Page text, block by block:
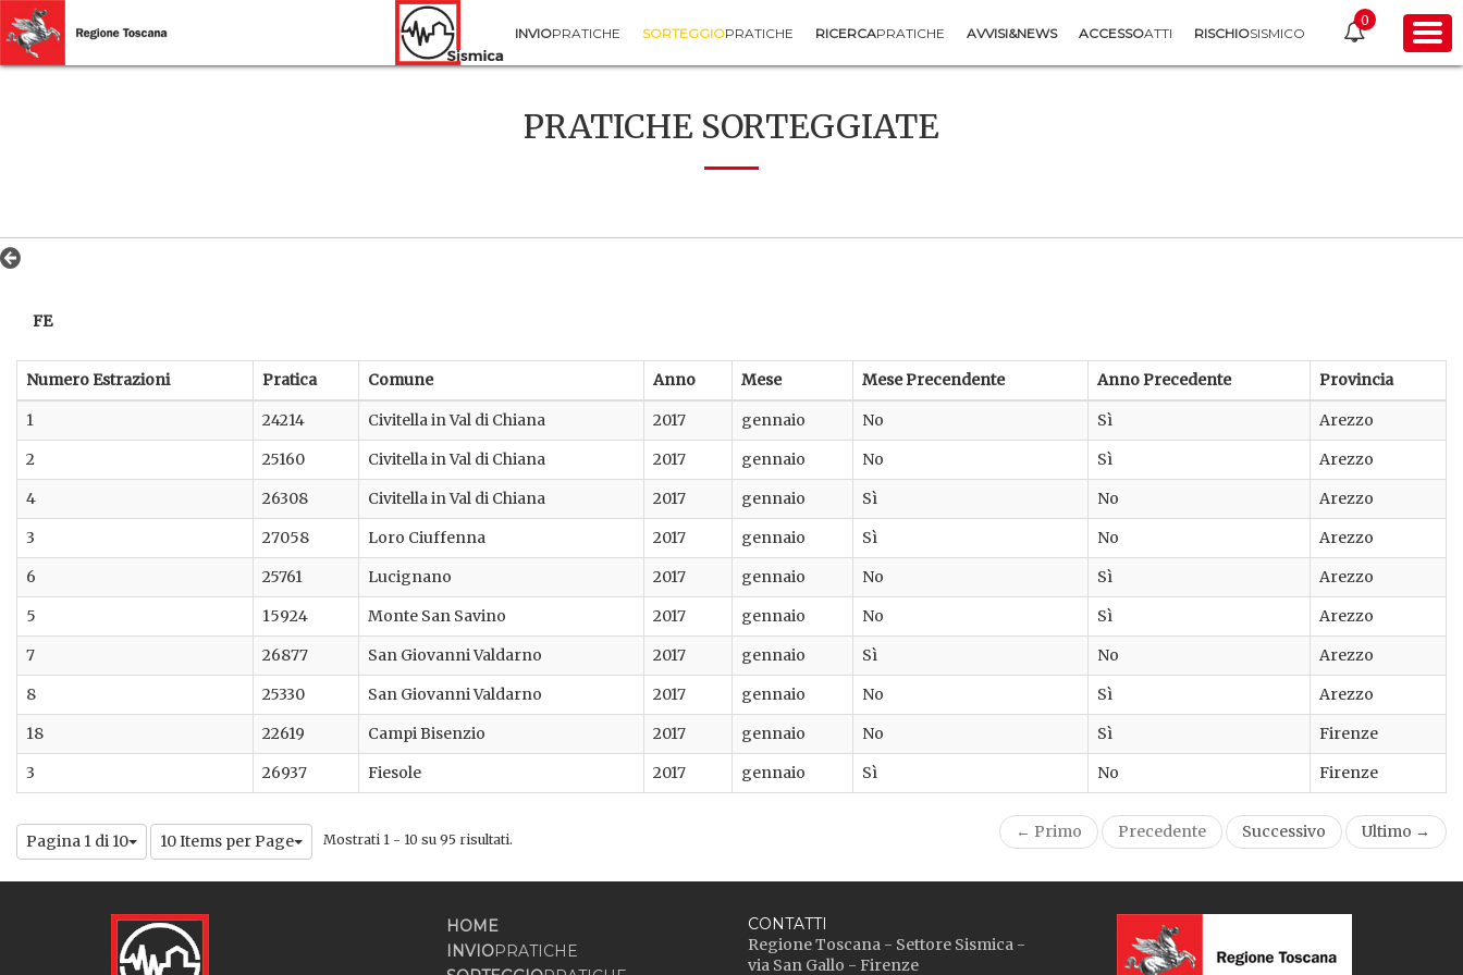
INVIOPRATICHE SORTEGGIOPRATICHE RICERCAPRATICHE AVVISI&NEWS ACCESSOATTI RISCHIOSISMICO
0
PRATICHE SORTEGGIATE
FE
Numero Estrazioni Pratica Comune Anno Mese Mese Precendente Anno Precedente Provincia
1 24214 Civitella in Val di Chiana 2017 gennaio No Sì
Arezzo
2
25160 Civitella in Val di Chiana 2017 gennaio No Sì
Arezzo
4
26308 Civitella in Val di Chiana 2017 gennaio Sì No
Arezzo
3
27058 Loro Ciuffenna 2017 gennaio Sì No
Arezzo
6
25761 Lucignano 2017 gennaio No Sì
Arezzo
5
15924 Monte San Savino 2017 gennaio No Sì
Arezzo
7
26877 San Giovanni Valdarno 2017 gennaio Sì No
Arezzo
8
25330 San Giovanni Valdarno 2017 gennaio No Sì
Arezzo
18
22619 Campi Bisenzio 2017 gennaio No Sì
Firenze
3
26937 Fiesole 2017 gennaio Sì No Firenze
Pagina 1 di 10 10 Items per Page Mostrati 1 - 10 su 95 risultati. ← Primo Precedente Successivo Ultimo →
HOME
INVIOPRATICHE
CONTATTI
Regione Toscana - Settore Sismica -
via San Gallo - Firenze